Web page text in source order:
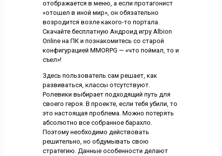
отображается в меню, а если протагонист
«отошел в иной мир», он обязательно
возродится возле какого-то портала.
Скачайте бесплатную Андроид игру Albion
Online на ПК и познакомитесь со старой
конфигурацией MMORPG — «что поймал, то и
съел»!
Здесь пользователь сам решает, как
развиваться, классы отсутствуют.
Ролевики выбирает подходящий путь для
своего героя. В проекте, если тебя убили, то
это настоящая проблема. Можно потерять
абсолютно все собранное барахло.
Поэтому необходимо действовать
решительно, но обдумывать свою
стратегию. Данные особенности делают